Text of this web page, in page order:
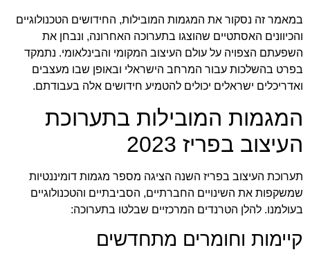
במאמר זה נסקור את המגמות המובילות, החידושים הטכנולוגיים
והכיוונים האסתטיים שהוצגו בתערוכה האחרונה, ונבחן את
השפעתם הצפויה על עולם העיצוב המקומי והבינלאומי. נתמקד
בפרט בהשלכות עבור המרחב הישראלי ובאופן שבו מעצבים
ואדריכלים ישראלים יכולים להטמיע חידושים אלה בעבודתם.
המגמות המובילות בתערוכת
העיצוב בפריז 2023
תערוכת העיצוב בפריז השנה הציגה מספר מגמות דומיננטיות
שמשקפות את השינויים החברתיים, הסביבתיים והטכנולוגיים
בעולמנו. להלן הטרנדים המרכזיים שבלטו בתערוכה:
קיימות וחומרים מתחדשים